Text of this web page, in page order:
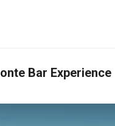
Bar Experience